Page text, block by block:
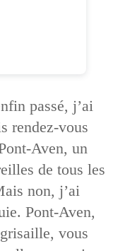
passé, j’ai
rendez-vous
Aven, un
de tous les
non, j’ai
Pont-Aven,
vous